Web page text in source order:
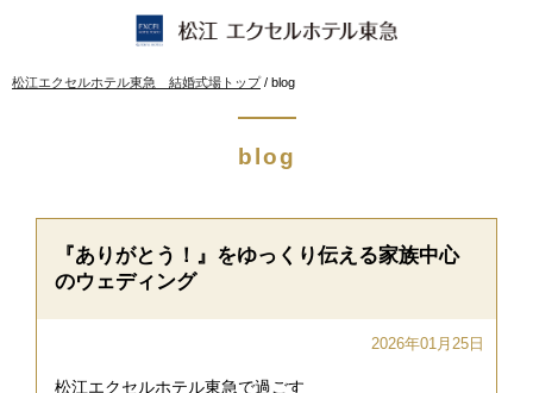
このページの本文へ
現
松江エクセルホテル東急 結婚式場トップ/ blog
blog
『ありがとう！』をゆっくり伝える家族中心
のウェディング
2026年01月25日
松江エクセルホテル東急で過ごす